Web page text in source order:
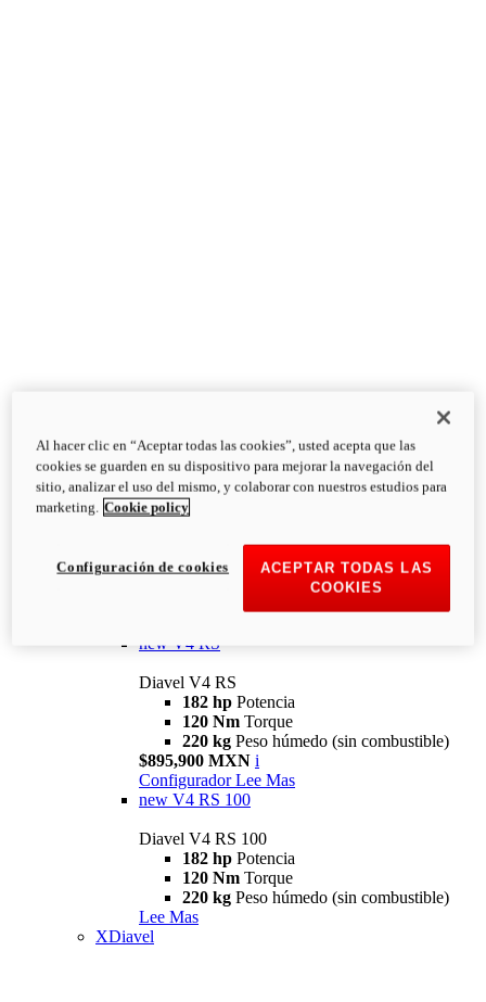
Diavel
V4
Diavel V4
126 NmTorque
223 kg
PESO HÚMEDO SIN
new V4 RS
Diavel V4 RS
182 hp Potencia
120 Nm Torque
220 kg Peso húmedo (sin combustible)
$895,900 MXN i
Configurador Lee Mas
new V4 RS 100
Diavel V4 RS 100
182 hp Potencia
120 Nm Torque
220 kg Peso húmedo (sin combustible)
Lee Mas
XDiavel
Al hacer clic en “Aceptar todas las cookies”, usted acepta que las
cookies se guarden en su dispositivo para mejorar la navegación del
sitio, analizar el uso del mismo, y colaborar con nuestros estudios para
marketing. Cookie policy
ACEPTAR TODAS LAS
COOKIES
Configuración de cookies